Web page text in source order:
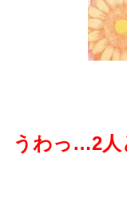
うわっ…2人